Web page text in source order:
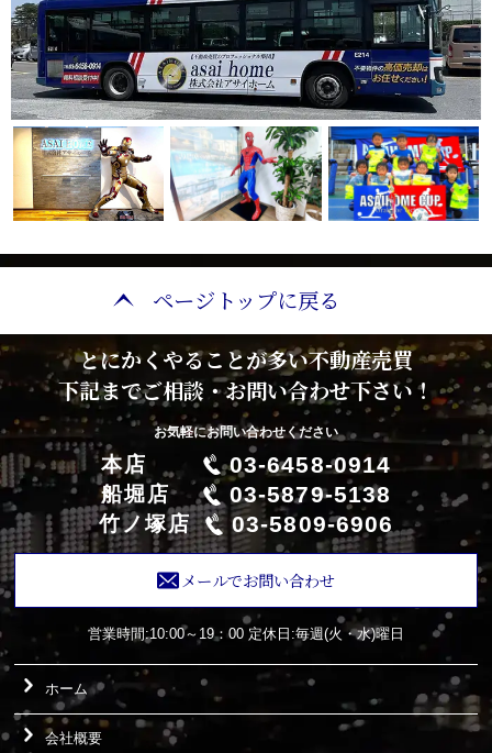
ページトップに戻る
とにかくやることが多い不動産売買
下記までご相談・お問い合わせ下さい！
お気軽にお問い合わせください
本店 03-6458-0914
船堀店 03-5879-5138
竹ノ塚店 03-5809-6906
メールでお問い合わせ
営業時間:10:00～19：00 定休日:毎週(火・水)曜日
ホーム
会社概要